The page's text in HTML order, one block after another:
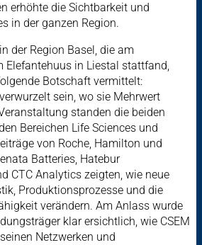
erhöhte die Sichtbarkeit und
in der ganzen Region.
der Region Basel, die am
Elefantehuus in Liestal stattfand,
Botschaft vermittelt:
sein, wo sie Mehrwert
standen die beiden
Bereichen Life Sciences und
von Roche, Hamilton und
Batteries, Hatebur
CTC Analytics zeigten, wie neue
Produktionsprozesse und die
verändern. Am Anlass wurde
klar ersichtlich, wie CSEM
Netzwerken und